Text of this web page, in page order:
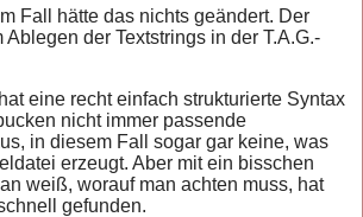
Fall hätte das nichts geändert. Der
der Textstrings in der T.A.G.-
eine recht einfach strukturierte Syntax
nicht immer passende
in diesem Fall sogar gar keine, was
erzeugt. Aber mit ein bisschen
weiß, worauf man achten muss, hat
gefunden.